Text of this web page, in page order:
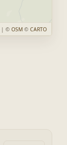
| © OSM© CARTO